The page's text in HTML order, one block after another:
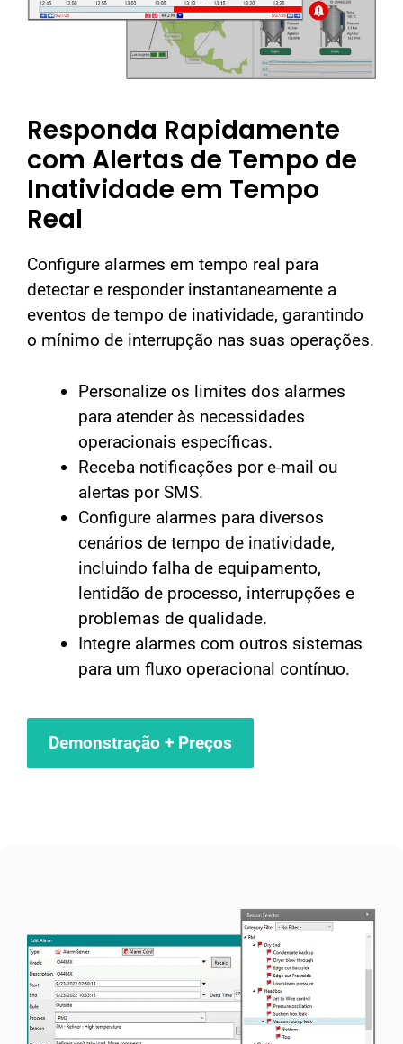
Responda Rapidamente
com Alertas de Tempo de
Inatividade em Tempo
Real
Configure alarmes em tempo real para
detectar e responder instantaneamente a
eventos de tempo de inatividade, garantindo
o mínimo de interrupção nas suas operações.
Personalize os limites dos alarmes
para atender às necessidades
operacionais específicas.
Receba notificações por e-mail ou
alertas por SMS.
Configure alarmes para diversos
cenários de tempo de inatividade,
incluindo falha de equipamento,
lentidão de processo, interrupções e
problemas de qualidade.
Integre alarmes com outros sistemas
para um fluxo operacional contínuo.
Demonstração + Preços